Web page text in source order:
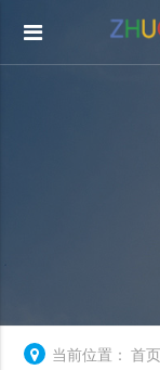
当前位置： 首页